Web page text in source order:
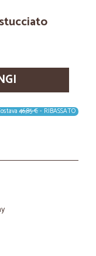
46,85 €- RIBASSATO